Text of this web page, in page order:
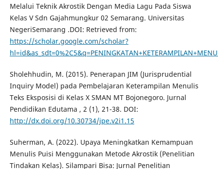
Melalui Teknik Akrostik Dengan Media Lagu Pada Siswa
Kelas V Sdn Gajahmungkur 02 Semarang. Universitas
NegeriSemarang .DOI: Retrieved from:
https://scholar.google.com/scholar?
Sholehhudin, M. (2015). Penerapan JIM (Jurisprudential
Inquiry Model) pada Pembelajaran Keterampilan Menulis
Teks Eksposisi di Kelas X SMAN MT Bojonegoro. Jurnal
Pendidikan Edutama , 2 (1), 21-38. DOI:
http://dx.doi.org/10.30734/jpe.v2i1.15
Suherman, A. (2022). Upaya Meningkatkan Kemampuan
Menulis Puisi Menggunakan Metode Akrostik (Penelitian
Tindakan Kelas). Silampari Bisa: Jurnal Penelitian